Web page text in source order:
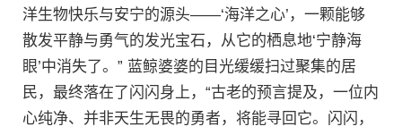
洋生物快乐与安宁的源头——‘海洋之心’，一颗能够
散发平静与勇气的发光宝石，从它的栖息地‘宁静海
眼’中消失了。” 蓝鲸婆婆的目光缓缓扫过聚集的居
民，最终落在了闪闪身上，“古老的预言提及，一位内
心纯净、并非天生无畏的勇者，将能寻回它。闪闪，